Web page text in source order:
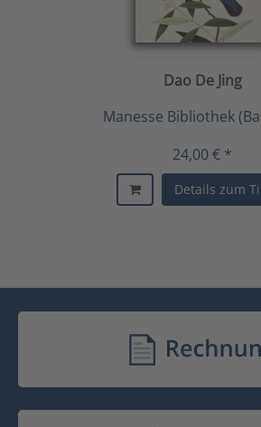
Dao De Jing
Manesse Bibliothek
24,00 € *
Details zum